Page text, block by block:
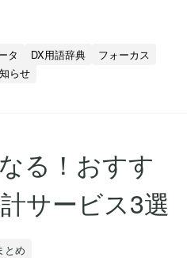
タ DX用語辞典
フォーカス
らせ
る！おすす
サービス3選
とめ